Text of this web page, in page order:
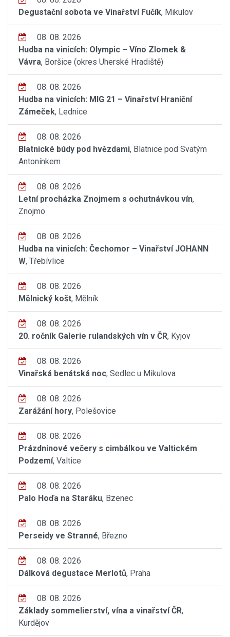
Degustační sobota ve Vinařství Fučík, Mikulov
08. 08. 2026
Hudba na vinicích: Olympic – Víno Zlomek &
Vávra, Boršice (okres Uherské Hradiště)
08. 08. 2026
Hudba na vinicích: MIG 21 – Vinařství Hraniční
Zámeček, Lednice
08. 08. 2026
Blatnické búdy pod hvězdami, Blatnice pod Svatým
Antonínkem
08. 08. 2026
Letní procházka Znojmem s ochutnávkou vín,
Znojmo
08. 08. 2026
Hudba na vinicích: Čechomor – Vinařství JOHANN
W, Třebívlice
08. 08. 2026
Mělnický košt, Mělník
08. 08. 2026
20. ročník Galerie rulandských vín v ČR, Kyjov
08. 08. 2026
Vinařská benátská noc, Sedlec u Mikulova
08. 08. 2026
Zarážání hory, Polešovice
08. 08. 2026
Prázdninové večery s cimbálkou ve Valtickém
Podzemí, Valtice
08. 08. 2026
Palo Hoďa na Staráku, Bzenec
08. 08. 2026
Perseidy ve Stranné, Březno
08. 08. 2026
Dálková degustace Merlotů, Praha
08. 08. 2026
Základy sommelierství, vína a vinařství ČR,
Kurdějov